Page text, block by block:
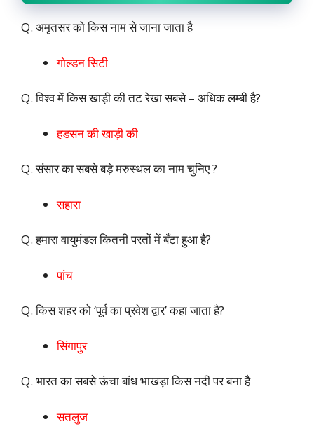
Q. अमृतसर को किस नाम से जाना जाता है
गोल्डन सिटी
Q. विश्व में किस खाड़ी की तट रेखा सबसे – अधिक लम्बी है?
हडसन की खाड़ी की
Q. संसार का सबसे बड़े मरुस्थल का नाम चुनिए ?
सहारा
Q. हमारा वायुमंडल कितनी परतों में बँटा हुआ है?
पांच
Q. किस शहर को ‘पूर्व का प्रवेश द्वार’ कहा जाता है?
सिंगापुर
Q. भारत का सबसे ऊंचा बांध भाखड़ा किस नदी पर बना है
सतलुज